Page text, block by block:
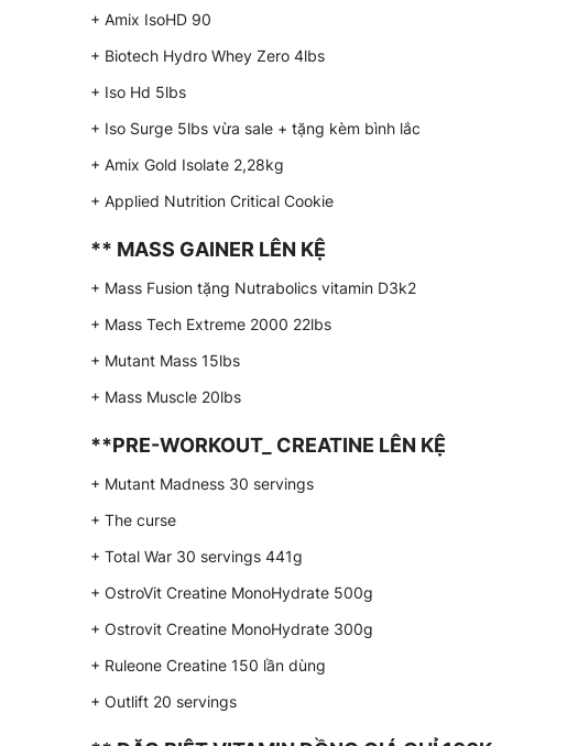
+ Amix IsoHD 90
+ Biotech Hydro Whey Zero 4lbs
+ Iso Hd 5lbs
+ Iso Surge 5lbs vừa sale + tặng kèm bình lắc
+ Amix Gold Isolate 2,28kg
+ Applied Nutrition Critical Cookie
** MASS GAINER LÊN KỆ
+ Mass Fusion tặng Nutrabolics vitamin D3k2
+ Mass Tech Extreme 2000 22lbs
+ Mutant Mass 15lbs
+ Mass Muscle 20lbs
**PRE-WORKOUT_ CREATINE LÊN KỆ
+ Mutant Madness 30 servings
+ The curse
+ Total War 30 servings 441g
+ OstroVit Creatine MonoHydrate 500g
+ Ostrovit Creatine MonoHydrate 300g
+ Ruleone Creatine 150 lần dùng
+ Outlift 20 servings